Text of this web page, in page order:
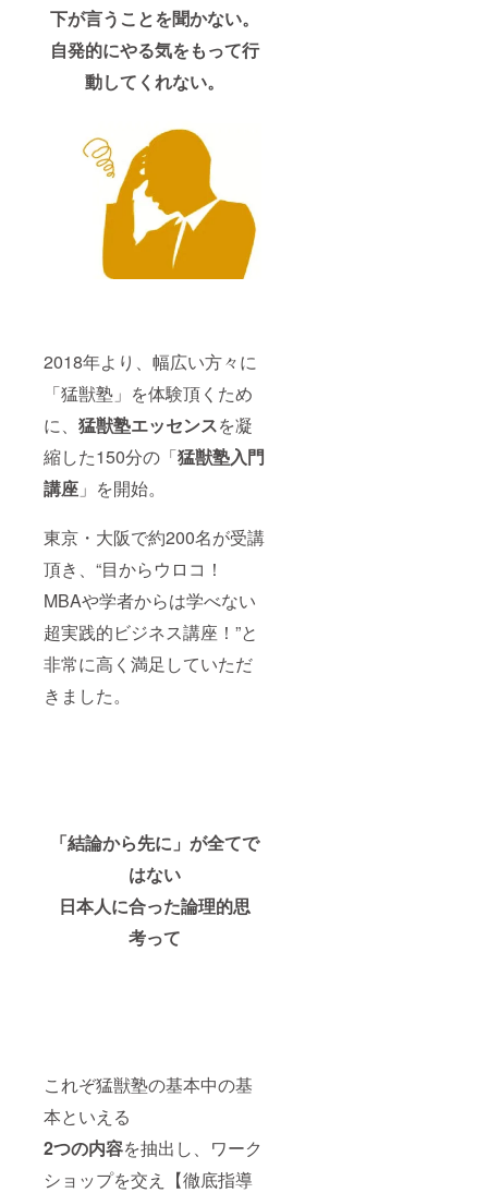
下が言うことを聞かない。
自発的にやる気をもって行
動してくれない。
2018年より、幅広い方々に
「猛獣塾」を体験頂くため
に、 猛獣塾エッセンスを凝
縮した150分の「猛獣塾入門
講座 」を開始。
東京・大阪で約200名が受講
頂き、“目からウロコ！
MBAや学者からは学べない
超実践的ビジネス講座！”と
非常に高く満足していただ
きました。
「結論から先に」が全てで
はない
日本人に合った論理的思
考って
これぞ猛獣塾の基本中の基
本といえる
2つの内容を抽出し、ワーク
ショップを交え【徹底指導